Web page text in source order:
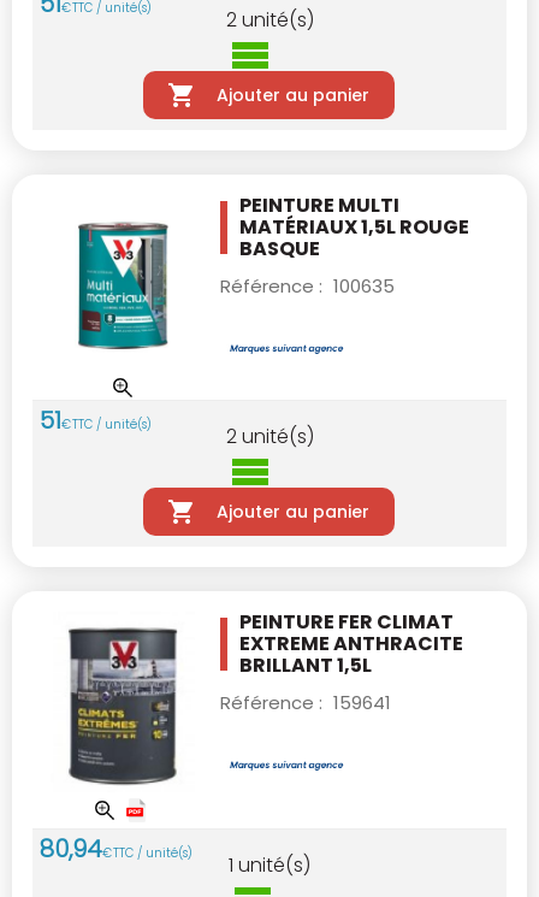
€TTC / unité(s) 2unité(s)
Ajouter au panier
PEINTURE MULTI
MATÉRIAUX 1,5L ROUGE
BASQUE
Référence : 100635
51€TTC / unité(s) 2unité(s)
Ajouter au panier
PEINTURE FER CLIMAT
EXTREME ANTHRACITE
BRILLANT 1,5L
Référence : 159641
80,94€TTC / unité(s) 1 unité(s)